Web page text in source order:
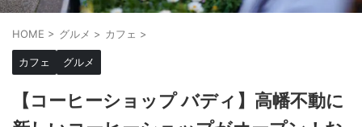
HOME > グルメ > カフェ >
カフェ グルメ
【コーヒーショップ バディ】高幡不動に